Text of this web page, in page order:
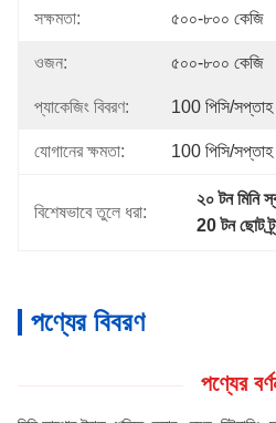
সক্ষমতা: ৫০০-৮০০ কেজি
ওজন: ৫০০-৮০০ কেজি
প্যাকেজিং বিবরণ: 100 পিসি/সপ্তাহ
যোগানের ক্ষমতা: 100 পিসি/সপ্তাহ
বিশেষভাবে তুলে ধরা:
২০ টন মিনি
20 টন ছোট
পণ্যের বিবরণ
পণ্যের